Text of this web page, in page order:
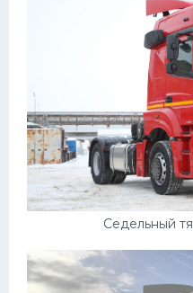
Седельный
Хендай
Лимузины
Камаз
Автобусы
Грузовики